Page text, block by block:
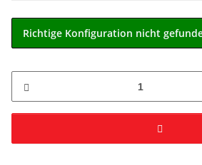
Richtige Konfiguration nicht